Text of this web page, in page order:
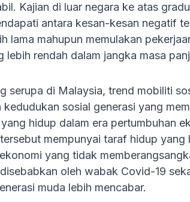
Kajian di luar negara ke atas
antara kesan-kesan negatif
lama mahupun memulakan
rendah dalam jangka masa
serupa di Malaysia, trend mobiliti
sosial generasi yang
hidup dalam era pertumbuhan
mempunyai taraf hidup
yang tidak
oleh wabak Covid-19
muda lebih mencabar.